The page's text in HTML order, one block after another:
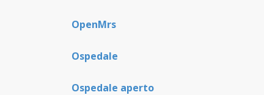
OpenMrs
Ospedale
Ospedale aperto